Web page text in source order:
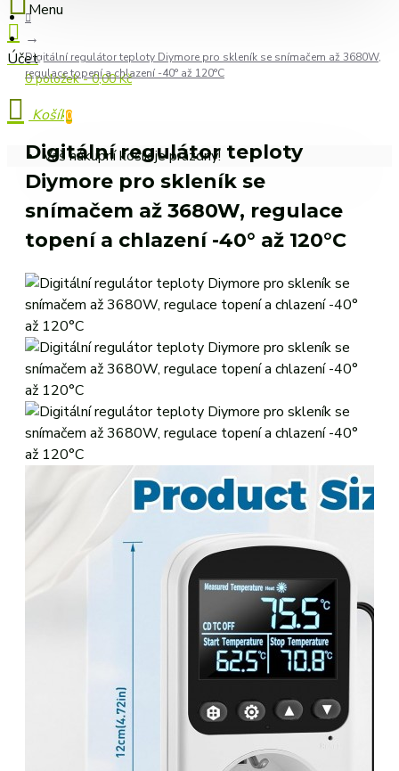
0 položek - 0,00 Kč
0
Váš nákupní košík je prázdný!
Digitální regulátor teploty Diymore pro skleník se snímačem až 3680W,
regulace topení a chlazení -40° až 120°C
Digitální regulátor teploty
Diymore pro skleník se
snímačem až 3680W, regulace
topení a chlazení -40° až 120°C